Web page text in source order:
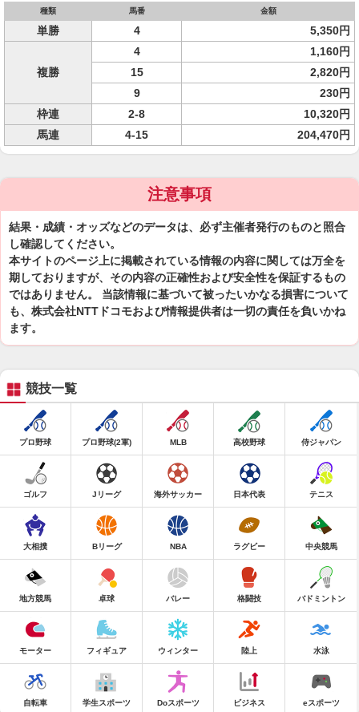
種類 馬番 金額
単勝 4 5,350円
複勝
4
1,160円
15
2,820円
9
230円
枠連
2-8
10,320円
馬連
4-15 204,470円
注意事項
結果・成績・オッズなどのデータは、必ず主催者発行のものと照合
し確認してください。
本サイトのページ上に掲載されている情報の内容に関しては万全を
期しておりますが、その内容の正確性および安全性を保証するもの
ではありません。 当該情報に基づいて被ったいかなる損害について
も、株式会社NTTドコモおよび情報提供者は一切の責任を負いかね
ます。
競技一覧
プロ野球 プロ野球(2軍) MLB 高校野球 侍ジャパン
ゴルフ Jリーグ 海外サッカー 日本代表 テニス
大相撲 Bリーグ NBA ラグビー 中央競馬
地方競馬 卓球 バレー 格闘技 バドミントン
モーター フィギュア ウィンター 陸上 水泳
自転車 学生スポーツ Doスポーツ ビジネス eスポーツ